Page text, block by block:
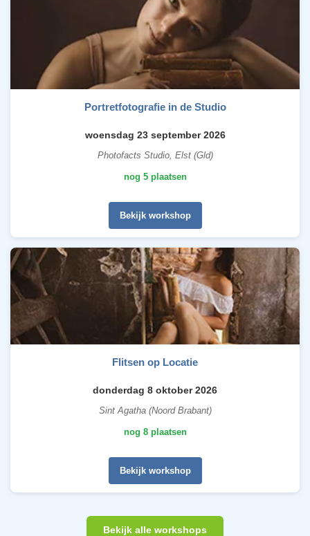
Portretfotografie in de Studio
woensdag 23 september 2026
Photofacts Studio, Elst (Gld)
nog 5 plaatsen
Bekijk workshop
Flitsen op Locatie
donderdag 8 oktober 2026
Sint Agatha (Noord Brabant)
nog 8 plaatsen
Bekijk workshop
Bekijk alle workshops